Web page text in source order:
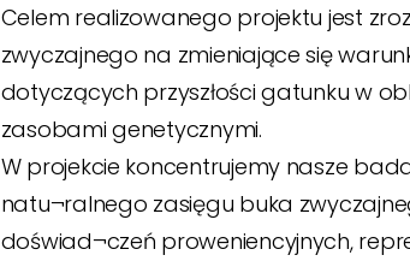
Celem realizowanego projektu jest
zwyczajnego na zmieniające się
dotyczących przyszłości gatunku w
zasobami genetycznymi.
W projekcie koncentrujemy nasze
natu¬ralnego zasięgu buka
doświad¬czeń proweniencyjnych,